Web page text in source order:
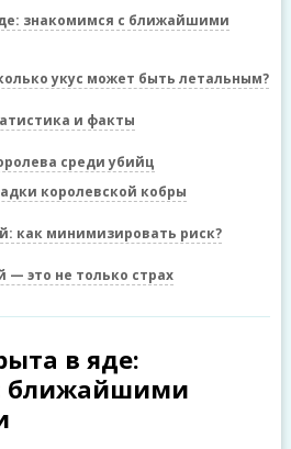
знакомимся с ближайшими
укус может быть летальным?
и факты
среди убийц
королевской кобры
как минимизировать риск?
это не только страх
в яде:
ближайшими